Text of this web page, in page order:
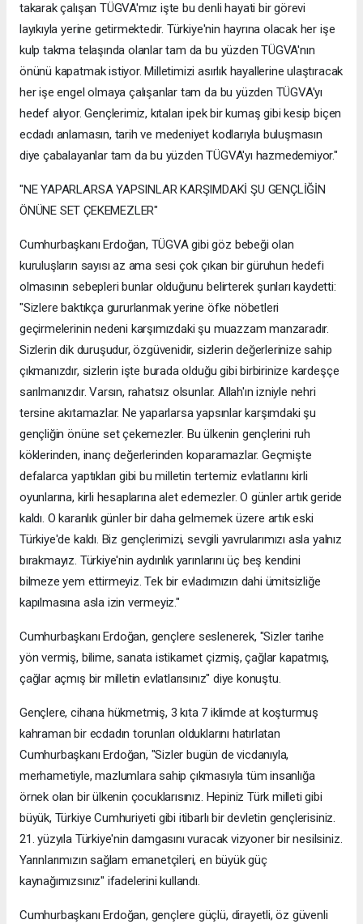
takarak çalışan TÜGVA'mız işte bu denli hayati bir görevi
layıkıyla yerine getirmektedir. Türkiye'nin hayrına olacak her işe
kulp takma telaşında olanlar tam da bu yüzden TÜGVA'nın
önünü kapatmak istiyor. Milletimizi asırlık hayallerine ulaştıracak
her işe engel olmaya çalışanlar tam da bu yüzden TÜGVA'yı
hedef alıyor. Gençlerimiz, kıtaları ipek bir kumaş gibi kesip biçen
ecdadı anlamasın, tarih ve medeniyet kodlarıyla buluşmasın
diye çabalayanlar tam da bu yüzden TÜGVA'yı hazmedemiyor."
"NE YAPARLARSA YAPSINLAR KARŞIMDAKİ ŞU GENÇLİĞİN
ÖNÜNE SET ÇEKEMEZLER"
Cumhurbaşkanı Erdoğan, TÜGVA gibi göz bebeği olan
kuruluşların sayısı az ama sesi çok çıkan bir güruhun hedefi
olmasının sebepleri bunlar olduğunu belirterek şunları kaydetti:
"Sizlere baktıkça gururlanmak yerine öfke nöbetleri
geçirmelerinin nedeni karşımızdaki şu muazzam manzaradır.
Sizlerin dik duruşudur, özgüvenidir, sizlerin değerlerinize sahip
çıkmanızdır, sizlerin işte burada olduğu gibi birbirinize kardeşçe
sarılmanızdır. Varsın, rahatsız olsunlar. Allah'ın izniyle nehri
tersine akıtamazlar. Ne yaparlarsa yapsınlar karşımdaki şu
gençliğin önüne set çekemezler. Bu ülkenin gençlerini ruh
köklerinden, inanç değerlerinden koparamazlar. Geçmişte
defalarca yaptıkları gibi bu milletin tertemiz evlatlarını kirli
oyunlarına, kirli hesaplarına alet edemezler. O günler artık geride
kaldı. O karanlık günler bir daha gelmemek üzere artık eski
Türkiye'de kaldı. Biz gençlerimizi, sevgili yavrularımızı asla yalnız
bırakmayız. Türkiye'nin aydınlık yarınlarını üç beş kendini
bilmeze yem ettirmeyiz. Tek bir evladımızın dahi ümitsizliğe
kapılmasına asla izin vermeyiz."
Cumhurbaşkanı Erdoğan, gençlere seslenerek, "Sizler tarihe
yön vermiş, bilime, sanata istikamet çizmiş, çağlar kapatmış,
çağlar açmış bir milletin evlatlarısınız" diye konuştu.
Gençlere, cihana hükmetmiş, 3 kıta 7 iklimde at koşturmuş
kahraman bir ecdadın torunları olduklarını hatırlatan
Cumhurbaşkanı Erdoğan, "Sizler bugün de vicdanıyla,
merhametiyle, mazlumlara sahip çıkmasıyla tüm insanlığa
örnek olan bir ülkenin çocuklarısınız. Hepiniz Türk milleti gibi
büyük, Türkiye Cumhuriyeti gibi itibarlı bir devletin gençlerisiniz.
21. yüzyıla Türkiye'nin damgasını vuracak vizyoner bir nesilsiniz.
Yarınlarımızın sağlam emanetçileri, en büyük güç
kaynağımızsınız" ifadelerini kullandı.
Cumhurbaşkanı Erdoğan, gençlere güçlü, dirayetli, öz güvenli